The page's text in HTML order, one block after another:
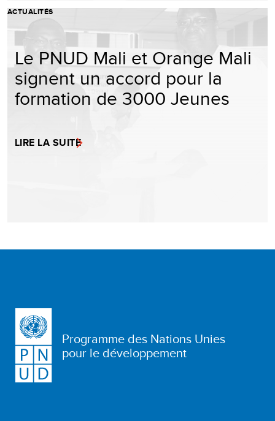
ACTUALITÉS
Le PNUD Mali et Orange Mali
signent un accord pour la
formation de 3000 Jeunes
LIRE LA SUITE
Programme des Nations Unies
pour le développement